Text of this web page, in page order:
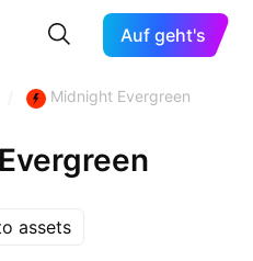
Auf geht's
Midnight Evergreen
assets